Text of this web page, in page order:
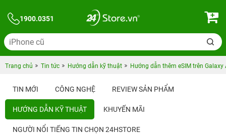
1900.0351
Trang chủ Tin tức Hướng dẫn kỹ thuật Hướng dẫn thêm eSIM trên
TIN MỚI CÔNG NGHỆ REVIEW SẢN PHẨM
HƯỚNG DẪN KỸ THUẬT KHUYẾN MÃI
NGƯỜI NỔI TIẾNG TIN CHỌN 24HSTORE